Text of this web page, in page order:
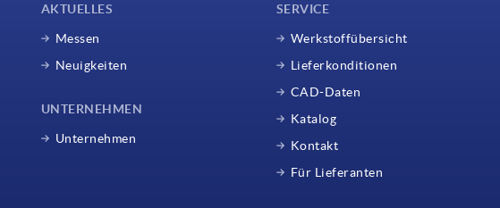
AKTUELLES
Messen
Neuigkeiten
UNTERNEHMEN
Unternehmen
SERVICE
Werkstoffübersicht
Lieferkonditionen
CAD-Daten
Katalog
Kontakt
Für Lieferanten